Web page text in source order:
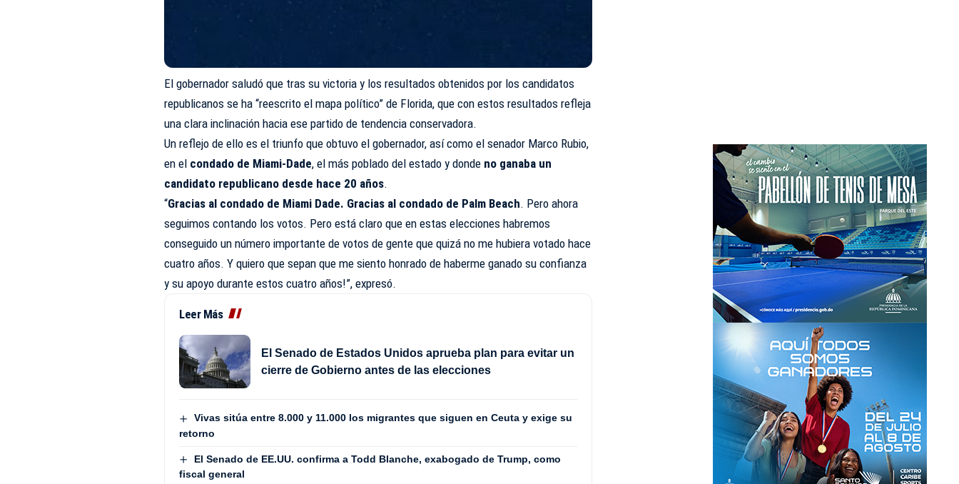
El gobernador saludó que tras su victoria y los resultados obtenidos por los candidatos
republicanos se ha “reescrito el mapa político” de Florida, que con estos resultados refleja
una clara inclinación hacia ese partido de tendencia conservadora.
Un reflejo de ello es el triunfo que obtuvo el gobernador, así como el senador Marco Rubio,
en el condado de Miami-Dade, el más poblado del estado y donde no ganaba un
candidato republicano desde hace 20 años.
“Gracias al condado de Miami Dade. Gracias al condado de Palm Beach. Pero ahora
seguimos contando los votos. Pero está claro que en estas elecciones habremos
conseguido un número importante de votos de gente que quizá no me hubiera votado hace
cuatro años. Y quiero que sepan que me siento honrado de haberme ganado su confianza
y su apoyo durante estos cuatro años!”, expresó.
Leer Más
El Senado de Estados Unidos aprueba plan para evitar un
cierre de Gobierno antes de las elecciones
Vivas sitúa entre 8.000 y 11.000 los migrantes que siguen en Ceuta y exige su
retorno
El Senado de EE.UU. confirma a Todd Blanche, exabogado de Trump, como
fiscal general